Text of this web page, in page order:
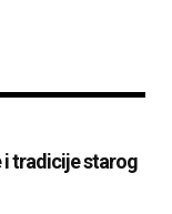
i tradicije starog